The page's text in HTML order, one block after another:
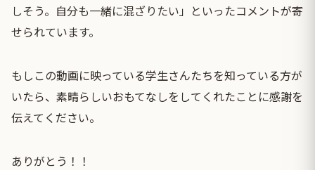
しそう。自分も一緒に混ざりたい」といったコメントが寄
せられています。
もしこの動画に映っている学生さんたちを知っている方が
いたら、素晴らしいおもてなしをしてくれたことに感謝を
伝えてください。
ありがとう！！